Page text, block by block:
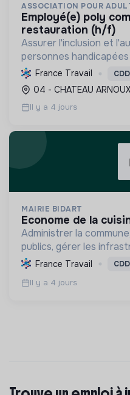
ASSOCIATION POUR
employé(e) poly compétent(e) de
restauration (h/f)
Assurer l'inclusion et
personnes
restauration collective,
besoins locaux et en
France Travail CDD
04 - CHATEAU
Il y a 4 jours
MAIRIE BIDART
econome de la
Administrer la
publics, gérer les
tourisme, et mettre en
France Travail CDD
Il y a 4 jours